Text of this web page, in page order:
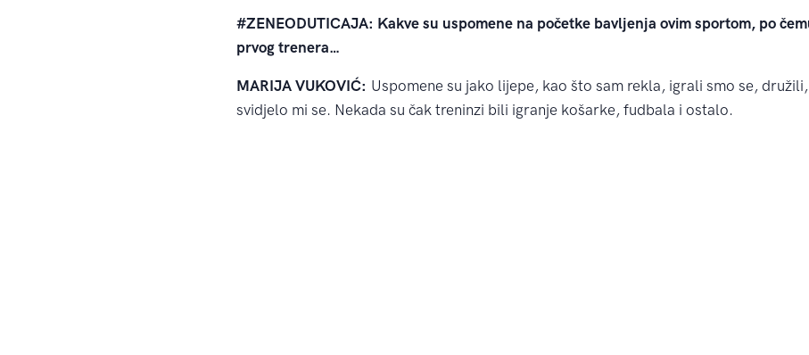
#ZENEODUTICAJA: Kakve su uspomene na početke bavljenja ovim sportom, po
prvog trenera…
MARIJA VUKOVIĆ: Uspomene su jako lijepe, kao što sam rekla, igrali smo se,
svidjelo mi se. Nekada su čak treninzi bili igranje košarke, fudbala i ostalo.